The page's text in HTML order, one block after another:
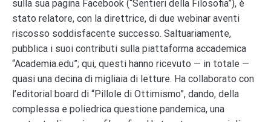
sulla sua pagina Facebook (“Sentieri della Filosofia”), è
stato relatore, con la direttrice, di due webinar aventi
riscosso soddisfacente successo. Saltuariamente,
pubblica i suoi contributi sulla piattaforma accademica
“Academia.edu”; qui, questi hanno ricevuto — in totale —
quasi una decina di migliaia di letture. Ha collaborato con
l’editorial board di “Pillole di Ottimismo”, dando, della
complessa e poliedrica questione pandemica, una